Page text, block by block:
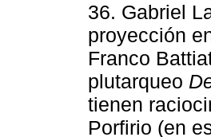
36. Gabriel
proyección
Franco
plutarqueo
tienen
Porfirio (en